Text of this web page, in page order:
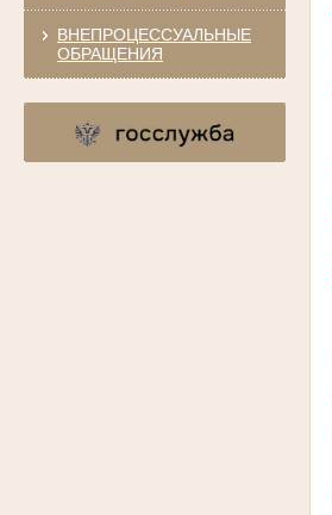
ВНЕПРОЦЕССУАЛЬНЫЕ
ОБРАЩЕНИЯ